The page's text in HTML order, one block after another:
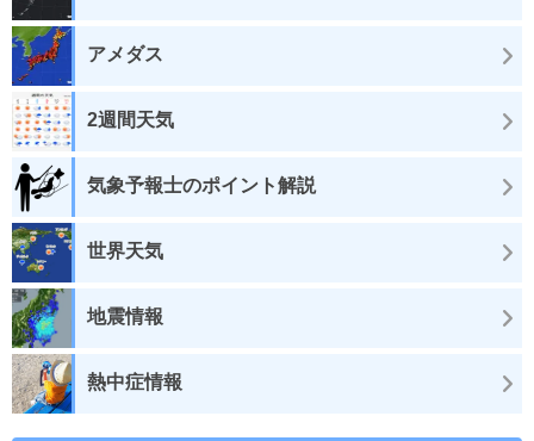
アメダス
2週間天気
気象予報士のポイント解説
世界天気
地震情報
熱中症情報